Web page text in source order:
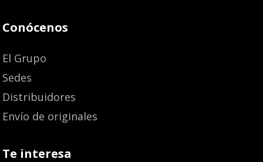
Conócenos
El Grupo
Sedes
Distribuidores
Envío de originales
Te interesa